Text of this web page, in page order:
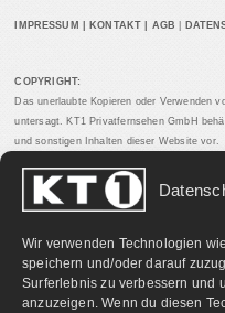
Wir verwenden Technologien
speichern und/oder darauf
Surferlebnis zu verbessern und
anzuzeigen. Wenn du diesen
IMPRESSUM KONTAKT AGB
COPYRIGHT:
Das unerlaubte Kopieren oder Verwenden
untersagt. KT1 Privatfernsehen GmbH
und sonstigen Inhalten dieser Website vor.
PARTNERLINKS: